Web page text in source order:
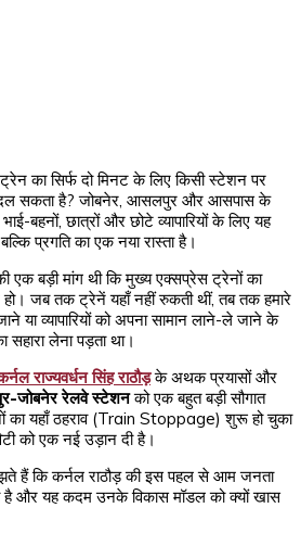
का सिर्फ दो मिनट के लिए किसी स्टेशन पर
सकता है? जोबनेर, आसलपुर और आसपास के
बहनों, छात्रों और छोटे व्यापारियों के लिए यह
प्रगति का एक नया रास्ता है।
एक बड़ी मांग थी कि मुख्य एक्सप्रेस ट्रेनों का
हो। जब तक ट्रेनें यहाँ नहीं रुकती थीं, तब तक हमारे
या व्यापारियों को अपना सामान लाने-ले जाने के
सहारा लेना पड़ता था।
राज्यवर्धन सिंह राठौड़के अथक प्रयासों और
जोबनेर रेलवे स्टेशनको एक बहुत बड़ी सौगात
का यहाँ ठहराव (Train Stoppage) शुरू हो चुका
को एक नई उड़ान दी है।
हैं कि कर्नल राठौड़ की इस पहल से आम जनता
है और यह कदम उनके विकास मॉडल को क्यों खास